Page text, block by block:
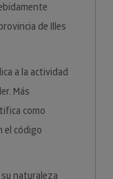
de Illes
a la actividad
Más
como
el código
naturaleza